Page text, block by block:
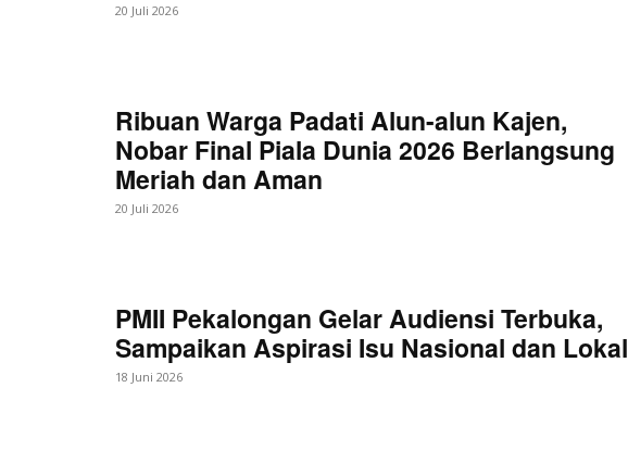
20 Juli 2026
Ribuan Warga Padati Alun-alun Kajen,
Nobar Final Piala Dunia 2026 Berlangsung
Meriah dan Aman
20 Juli 2026
PMII Pekalongan Gelar Audiensi Terbuka,
Sampaikan Aspirasi Isu Nasional dan Lokal
18 Juni 2026